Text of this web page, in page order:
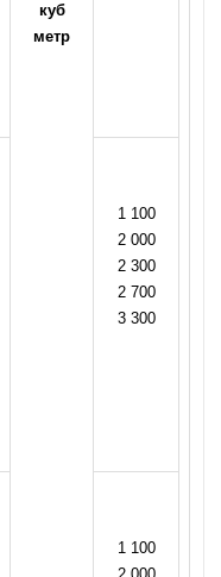
куб
метр
1 100
2 000
2 300
2 700
3 300
1 100